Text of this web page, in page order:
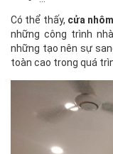
Có thể thấy, cửa
những công trình
những tạo nên sự
toàn cao trong quá